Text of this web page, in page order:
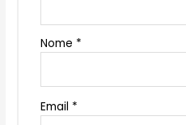
Nome *
Email *